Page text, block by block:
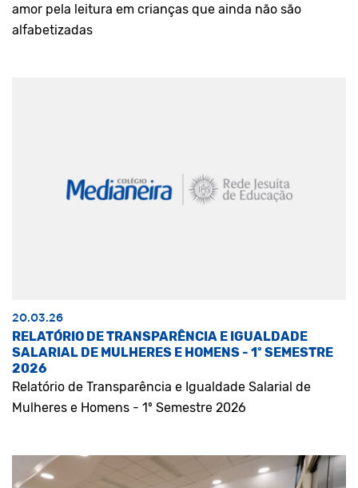
amor pela leitura em crianças que ainda não são
alfabetizadas
20.03.26
RELATÓRIO DE TRANSPARÊNCIA E IGUALDADE
SALARIAL DE MULHERES E HOMENS - 1º SEMESTRE
2026
Relatório de Transparência e Igualdade Salarial de
Mulheres e Homens - 1º Semestre 2026